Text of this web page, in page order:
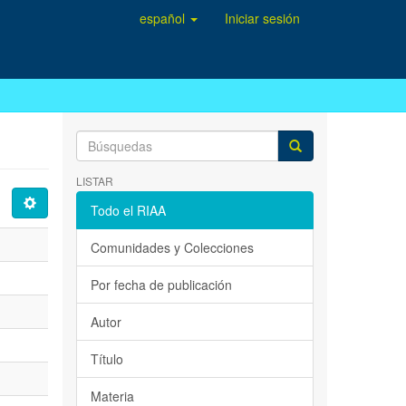
español Iniciar sesión
LISTAR
Todo el RIAA
Comunidades y Colecciones
Por fecha de publicación
Autor
Título
Materia